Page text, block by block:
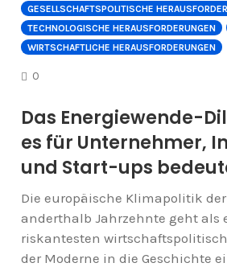
GESELLSCHAFTSPOLITISCHE
TECHNOLOGISCHE HERAUSFORDERUNGEN
WIRTSCHAFTLICHE HERAUSFORDERUNGEN
0
Das Energiewende-
es für Unternehmer,
und Start-ups
Die europäische Klimapolitik
anderthalb Jahrzehnte geht als
riskantesten
der Moderne in die Geschichte